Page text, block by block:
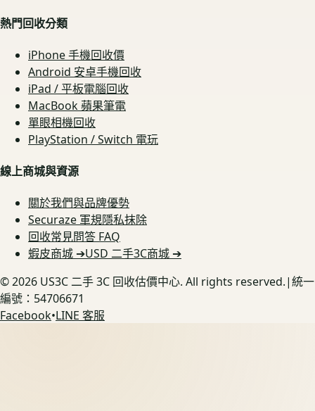
熱門回收分類
iPhone 手機回收價
Android 安卓手機回收
iPad / 平板電腦回收
MacBook 蘋果筆電
單眼相機回收
PlayStation / Switch 電玩
線上商城與資源
關於我們與品牌優勢
Securaze 軍規隱私抹除
回收常見問答 FAQ
蝦皮商城 ➔USD 二手3C商城 ➔
©2026 US3C 二手 3C 回收估價中心. All rights reserved.|統一
編號：54706671
Facebook•LINE 客服